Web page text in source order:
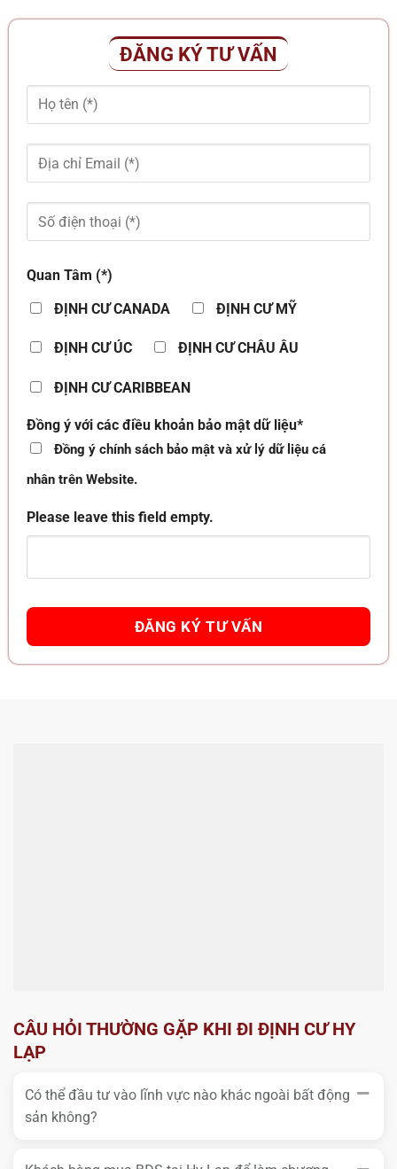
ĐĂNG KÝ TƯ VẤN
Quan Tâm (*)
ĐỊNH CƯ CANADA
ĐỊNH CƯ MỸ
ĐỊNH CƯ ÚC ĐỊNH CƯ CHÂU ÂU
ĐỊNH CƯ CARIBBEAN
Đồng ý với các điều khoản bảo mật dữ liệu*
Đồng ý chính sách bảo mật và xử lý dữ liệu cá
nhân trên Website.
Please leave this field empty.
CÂU HỎI THƯỜNG GẶP KHI ĐI ĐỊNH CƯ HY
LẠP
Có thể đầu tư vào lĩnh vực nào khác ngoài bất động
sản không?